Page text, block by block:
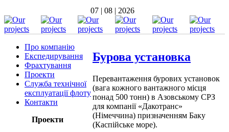
07 | 08 | 2026
Про компанію
Експедирування
Фрахтування
Проекти
Служба технічної
експлуатації флоту
Контакти
Проекти
Бурова установка
Перевантаження бурових установок
(вага кожного вантажного місця
понад 500 тонн) в Азовському СРЗ
для компанії «Дакотранс»
(Німеччина) призначенням Баку
(Каспійське море).